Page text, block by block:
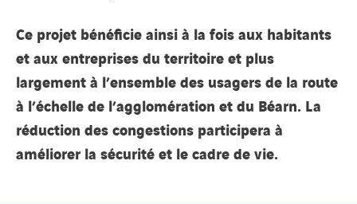
Ce projet bénéficie ainsi à la fois aux habitants
et aux entreprises du territoire et plus
largement à l’ensemble des usagers de la route
à l’échelle de l’agglomération et du Béarn. La
réduction des congestions participera à
améliorer la sécurité et le cadre de vie.